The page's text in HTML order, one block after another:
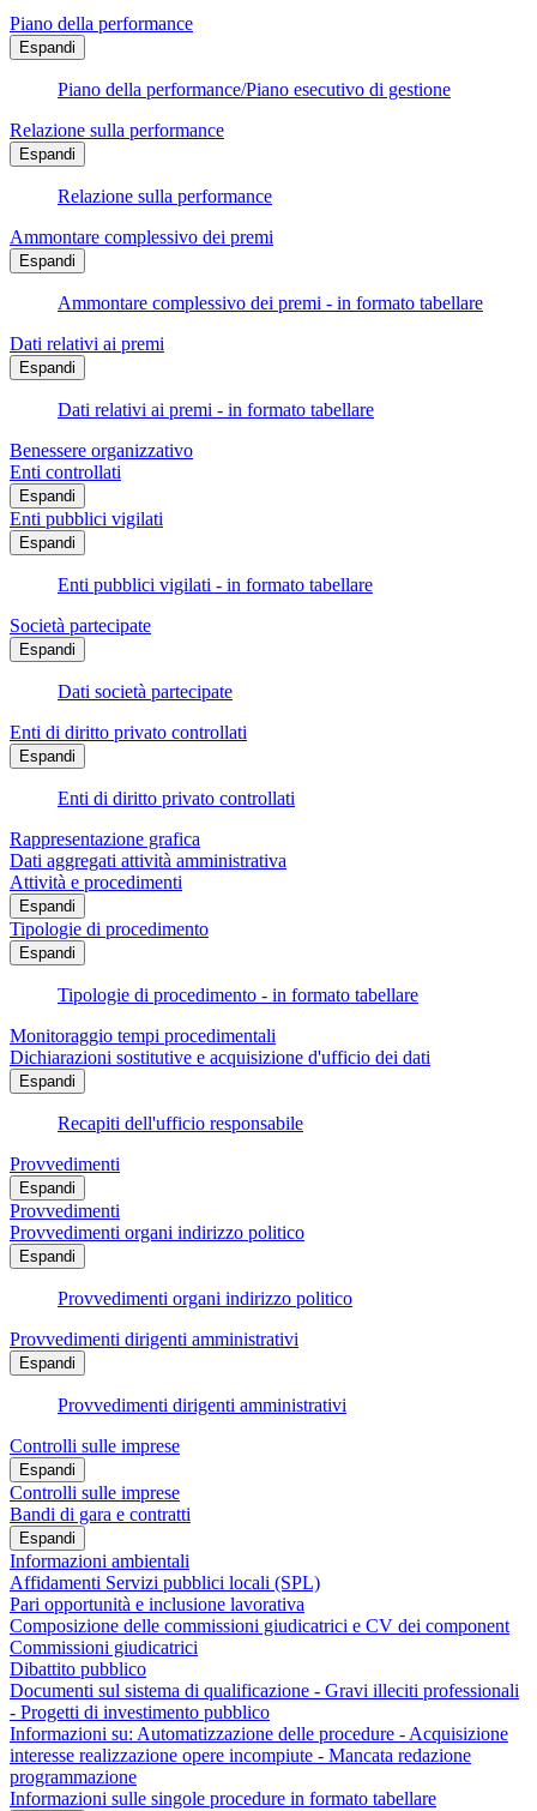
Piano della performance
Espandi
Piano della performance/Piano esecutivo di gestione
Relazione sulla performance
Espandi
Relazione sulla performance
Ammontare complessivo dei premi
Espandi
Ammontare complessivo dei premi - in formato tabellare
Dati relativi ai premi
Espandi
Dati relativi ai premi - in formato tabellare
Benessere organizzativo
Enti controllati
Espandi
Enti pubblici vigilati
Espandi
Enti pubblici vigilati - in formato tabellare
Società partecipate
Espandi
Dati società partecipate
Enti di diritto privato controllati
Espandi
Enti di diritto privato controllati
Rappresentazione grafica
Dati aggregati attività amministrativa
Attività e procedimenti
Espandi
Tipologie di procedimento
Espandi
Tipologie di procedimento - in formato tabellare
Monitoraggio tempi procedimentali
Dichiarazioni sostitutive e acquisizione d'ufficio dei dati
Espandi
Recapiti dell'ufficio responsabile
Provvedimenti
Espandi
Provvedimenti
Provvedimenti organi indirizzo politico
Espandi
Provvedimenti organi indirizzo politico
Provvedimenti dirigenti amministrativi
Espandi
Provvedimenti dirigenti amministrativi
Controlli sulle imprese
Espandi
Controlli sulle imprese
Bandi di gara e contratti
Espandi
Informazioni ambientali
Affidamenti Servizi pubblici locali (SPL)
Pari opportunità e inclusione lavorativa
Composizione delle commissioni giudicatrici e CV dei component
Commissioni giudicatrici
Dibattito pubblico
Documenti sul sistema di qualificazione - Gravi illeciti professionali
- Progetti di investimento pubblico
Informazioni su: Automatizzazione delle procedure - Acquisizione
interesse realizzazione opere incompiute - Mancata redazione
programmazione
Informazioni sulle singole procedure in formato tabellare